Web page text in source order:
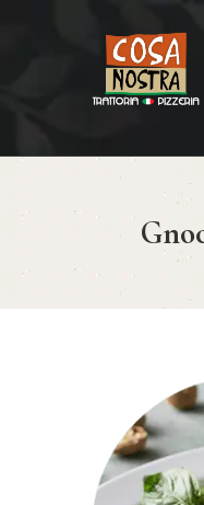
HOME
COSA
MENÚ
RESERVAR
CONTACTO